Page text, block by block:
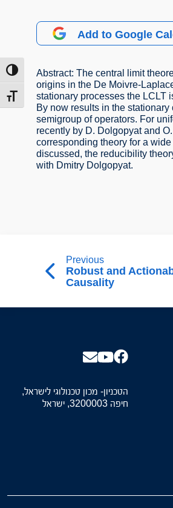
מתג
Add to Google
Abstract: The central limit
origins in the De Moivre-
stationary processes the LCLT
By now results in the
semigroup of operators. For
recently by D. Dolgopyat and
corresponding theory for a
discussed, the reducibility
with Dmitry Dolgopyat.
Previous
Robust and
Causality
הטכניון- מכון טכנולוגי לישראל,
חיפה 3200003, ישראל